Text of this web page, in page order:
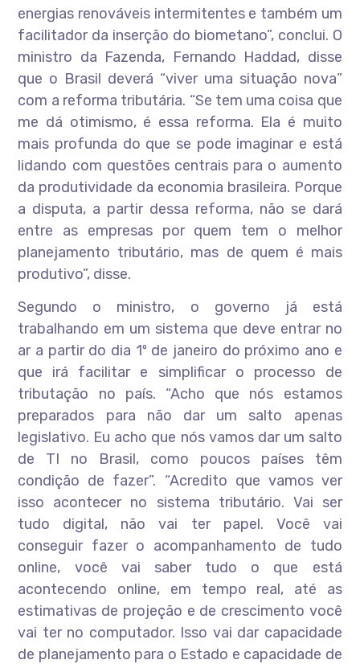
energias renováveis intermitentes e também um
facilitador da inserção do biometano”, conclui. O
ministro da Fazenda, Fernando Haddad, disse
que o Brasil deverá “viver uma situação nova”
com a reforma tributária. “Se tem uma coisa que
me dá otimismo, é essa reforma. Ela é muito
mais profunda do que se pode imaginar e está
lidando com questões centrais para o aumento
da produtividade da economia brasileira. Porque
a disputa, a partir dessa reforma, não se dará
entre as empresas por quem tem o melhor
planejamento tributário, mas de quem é mais
produtivo”, disse.
Segundo o ministro, o governo já está
trabalhando em um sistema que deve entrar no
ar a partir do dia 1º de janeiro do próximo ano e
que irá facilitar e simplificar o processo de
tributação no país. “Acho que nós estamos
preparados para não dar um salto apenas
legislativo. Eu acho que nós vamos dar um salto
de TI no Brasil, como poucos países têm
condição de fazer”. “Acredito que vamos ver
isso acontecer no sistema tributário. Vai ser
tudo digital, não vai ter papel. Você vai
conseguir fazer o acompanhamento de tudo
online, você vai saber tudo o que está
acontecendo online, em tempo real, até as
estimativas de projeção e de crescimento você
vai ter no computador. Isso vai dar capacidade
de planejamento para o Estado e capacidade de